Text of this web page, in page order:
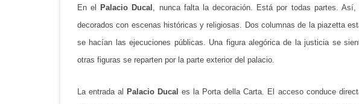
r
i
a
e
En el Palacio Ducal , nunca falta la decoración. Está por todas partes.
decorados con escenas históricas y religiosas. Dos columnas de la piazetta
se hacían las ejecuciones públicas. Una figura alegórica de la justicia se
otras figuras se reparten por la parte exterior del palacio.
La entrada al Palacio Ducales la Porta della Carta. El acceso conduce